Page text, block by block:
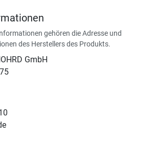
gehören die Adresse und
des Herstellers des Produkts.
GmbH